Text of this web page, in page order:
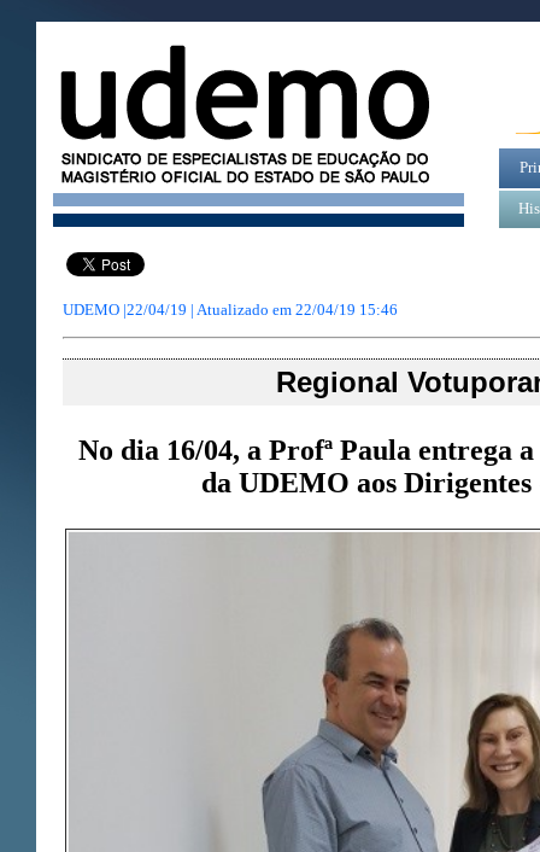
UDEMO |22/04/19 | Atualizado em 22/04/19 15:46
Regional
No dia 16/04, a Profª Paula entrega
da UDEMO aos Dirigentes